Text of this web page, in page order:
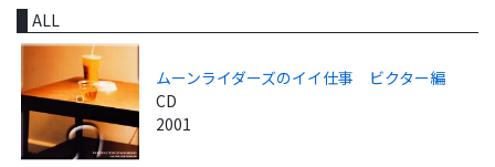
ALL
ムーンライダーズのイイ仕事 ビクター編
CD
2001